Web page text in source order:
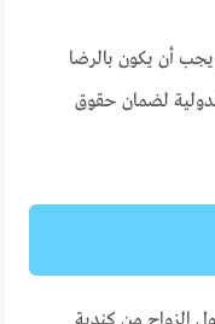
أن يكون بالرضا
لضمان حقوق